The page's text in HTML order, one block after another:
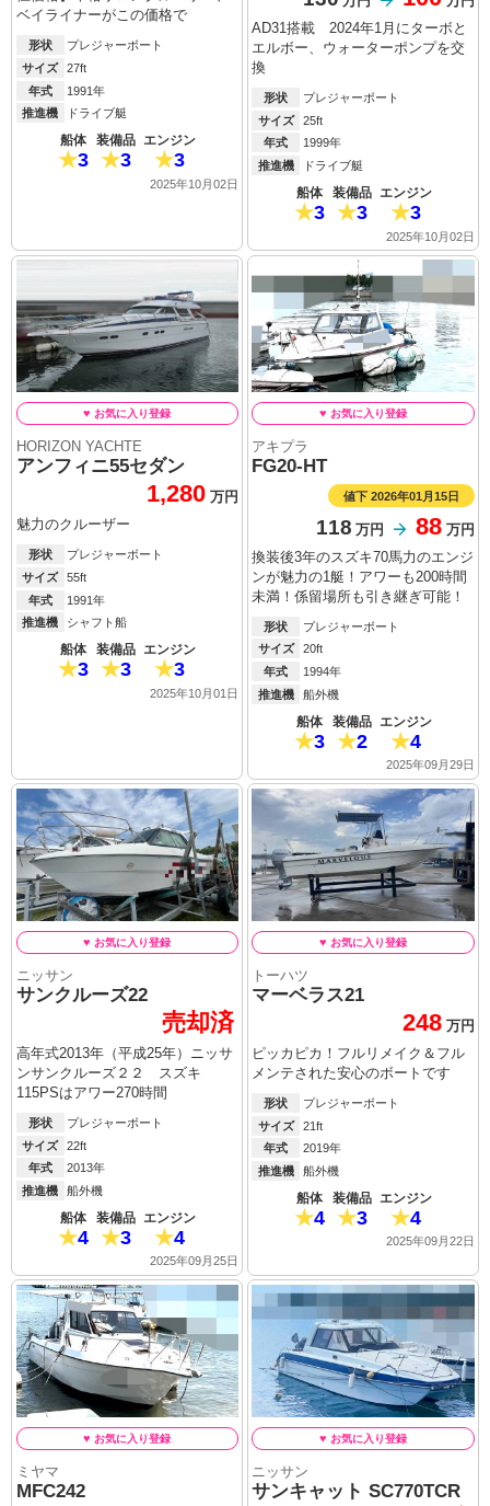
ベイライナーがこの価格で
形状
プレジャーボート
サイズ
27ft
年式
1991年
推進機
ドライブ艇
船体
3
装備品
3
エンジン
3
2025年10月02日
AD31搭載 2024年1月にターボと
エルボー、ウォーターポンプを交
換
形状
プレジャーボート
サイズ
25ft
年式
1999年
推進機
ドライブ艇
船体
3
装備品
3
エンジン
3
2025年10月02日
HORIZON YACHTE
アンフィニ55セダン
1,280 万円
魅力のクルーザー
形状
プレジャーボート
サイズ
55ft
年式
1991年
推進機
シャフト船
船体
3
装備品
3
エンジン
3
2025年10月01日
アキプラ
FG20-HT
値下 2026年01月15日
118 万円 88 万円
換装後3年のスズキ70馬力のエンジ
ンが魅力の1艇！アワーも200時間
未満！係留場所も引き継ぎ可能！
形状
プレジャーボート
サイズ
20ft
年式
1994年
推進機
船外機
船体
3
装備品
2
エンジン
4
2025年09月29日
ニッサン
サンクルーズ22
売却済
高年式2013年（平成25年）ニッサ
ンサンクルーズ２２ スズキ
115PSはアワー270時間
形状
プレジャーボート
サイズ
22ft
年式
2013年
推進機
船外機
船体
4
装備品
3
エンジン
4
2025年09月25日
トーハツ
マーベラス21
248 万円
ピッカピカ！フルリメイク＆フル
メンテされた安心のボートです
形状
プレジャーボート
サイズ
21ft
年式
2019年
推進機
船外機
船体
4
装備品
3
エンジン
4
2025年09月22日
ミヤマ
MFC242
ニッサン
サンキャット SC770TCR